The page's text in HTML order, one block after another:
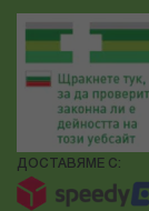
ДОСТАВЯМЕ С: